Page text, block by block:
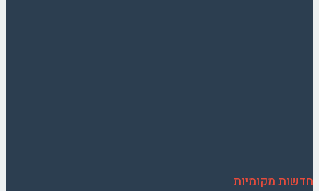
חדשות מקומיות